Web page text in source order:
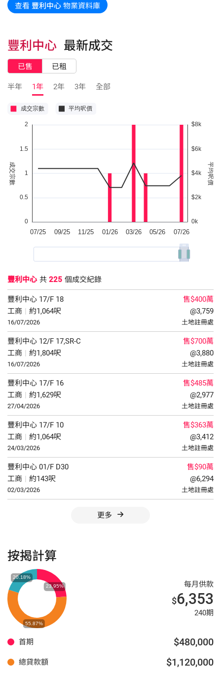
查看 豐利中心 物業資料庫
豐利中心 最新成交
已售 已租
半年 1年 2年 3年 全部
豐利中心 共 225 個成交紀錄
豐利中心 17/F 18
工商 | 約1,064呎
16/07/2026
售$400萬
@3,759
土地註冊處
豐利中心 12/F 17,SR-C
工商 | 約1,804呎
16/07/2026
售$700萬
@3,880
土地註冊處
豐利中心 17/F 16
工商 | 約1,629呎
27/04/2026
售$485萬
@2,977
土地註冊處
豐利中心 17/F 10
工商 | 約1,064呎
24/03/2026
售$363萬
@3,412
土地註冊處
豐利中心 01/F D30
工商 | 約143呎
02/03/2026
售$90萬
@6,294
土地註冊處
更多
按揭計算
每月供款
$6,353
240期
首期 $480,000
總貸款額 $1,120,000